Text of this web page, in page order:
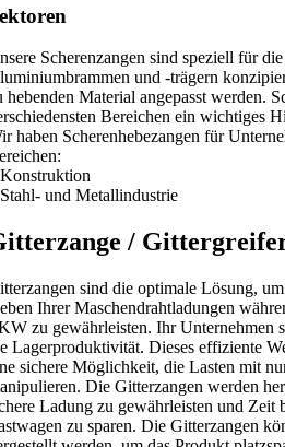
Scherenzangen sind speziell für
und -trägern
hebenden Material angepasst werden.
Bereichen ein wichtiges
haben Scherenhebezangen für
und Metallindustrie
/
sind die optimale Lösung,
Ihrer Maschendrahtladungen
zu gewährleisten. Ihr Unternehmen
Lagerproduktivität. Dieses effiziente
sichere Möglichkeit, die Lasten mit
Die Gitterzangen werden
Ladung zu gewährleisten und Zeit
zu sparen. Die Gitterzangen